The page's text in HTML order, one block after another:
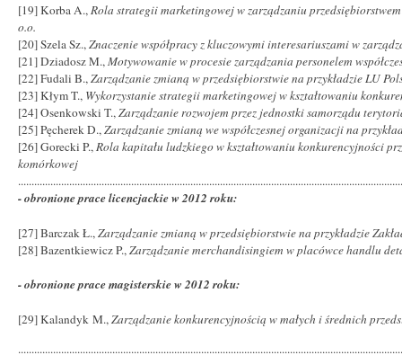
[19] Korba A., Rola strategii marketingowej w zarządzaniu
o.o.
[20] Szela Sz., Znaczenie współpracy z kluczowymi interesariuszami w
[21] Dziadosz M., Motywowanie w procesie zarządzania personelem
[22] Fudali B., Zarządzanie zmianą w przedsiębiorstwie na przykładzie LU
[23] Kłym T., Wykorzystanie strategii marketingowej w kształtowaniu
[24] Osenkowski T., Zarządzanie rozwojem przez jednostki samorządu
[25] Pęcherek D., Zarządzanie zmianą we współczesnej organizacji na
[26] Gorecki P., Rola kapitału ludzkiego w kształtowaniu konkurencyjności
komórkowej
- obronione prace licencjackie w 2012 roku:
[27] Barczak Ł., Zarządzanie zmianą w przedsiębiorstwie na przykładzie
[28] Bazentkiewicz P., Zarządzanie merchandisingiem w placówce handlu
- obronione prace magisterskie w 2012 roku:
[29] Kalandyk M., Zarządzanie konkurencyjnością w małych i średnich